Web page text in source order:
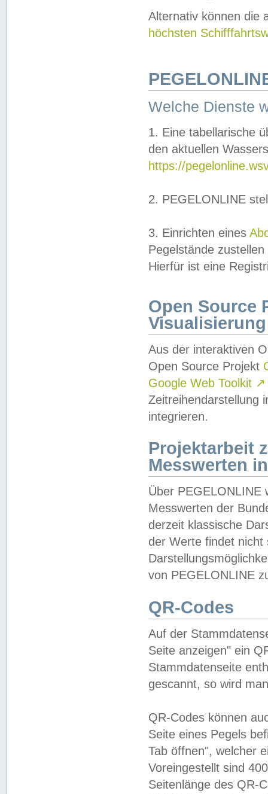
Alternativ können die
höchsten
Welche Dienste
1. Eine tabellarische
den aktuellen
https://
2. PEGELONLINE
3. Einrichten eines
Pegelstände
Hierfür ist eine
Open Source
Visualisierung
Aus der interaktiven
Open Source Projekt
Google Web Toolkit ↗
Zeitreihendarstellung
integrieren.
Projektarbeit
Messwerten
Über PEGELONLINE
Messwerten der
derzeit klassische
der Werte findet
von PEGELONLINE
QR-Codes
Auf der
Seite anzeigen" ein
Stammdatenseite
gescannt, so wird
QR-Codes können
Seite eines Pegels
Tab öffnen", welcher
Voreingestellt sind
Seitenlänge des QR-